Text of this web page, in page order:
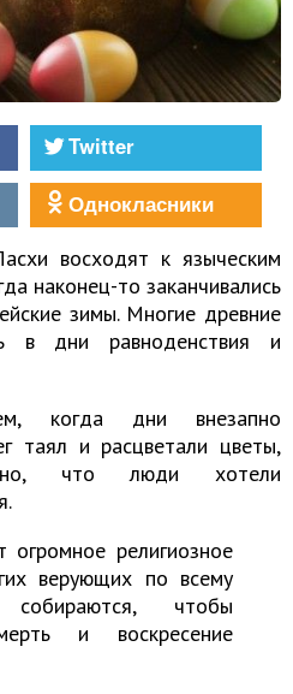
Twitter
Однокласники
восходят к языческим
наконец-то заканчивались
зимы. Многие древние
в дни равноденствия и
когда дни внезапно
таял и расцветали цветы,
что люди хотели
религиозное
верующих по всему
чтобы
и воскресение